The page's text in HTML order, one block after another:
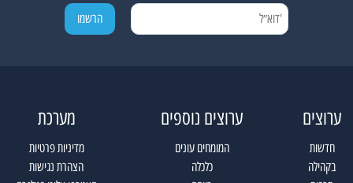
ערוצים
חדשות
בקהילה
ערוצים נוספים
המומחים עונים
כלכלה
מערכת
מדיניות פרטיות
הצהרת נגישות